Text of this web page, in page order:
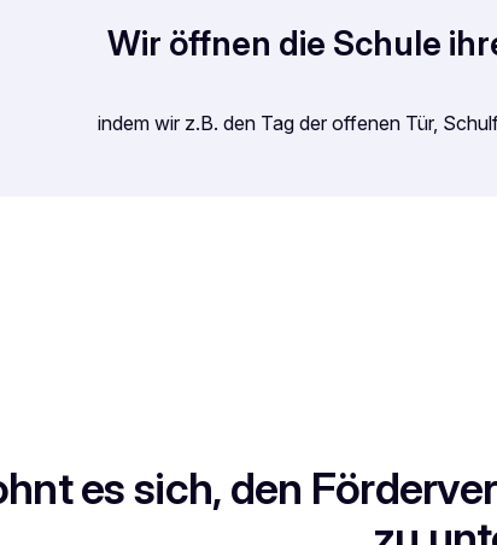
Wir öffnen die Schule
indem wir z.B. den Tag der offenen Tür,
es sich, den